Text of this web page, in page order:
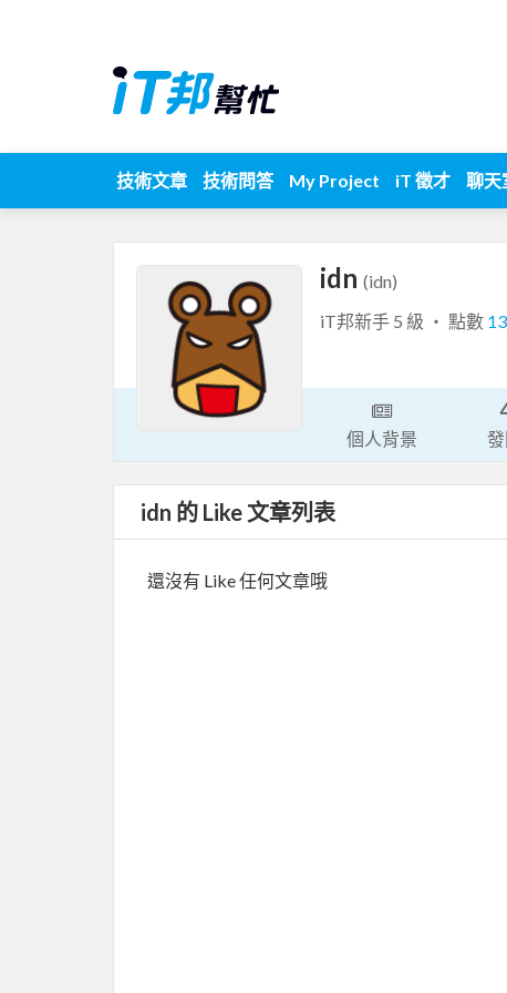
技術文章 技術問答 My Project iT 徵才 聊天
idn (idn)
iT邦新手 5 級 ‧ 點數
個人背景
idn 的 Like 文章列表
還沒有 Like 任何文章哦